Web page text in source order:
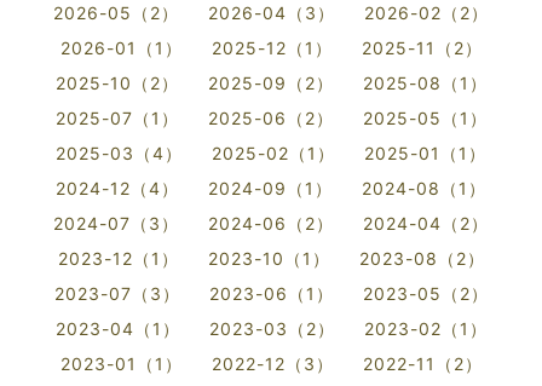
2026-05（2）
2026-04（3）
2026-02（2）
2026-01（1）
2025-12（1）
2025-11（2）
2025-10（2）
2025-09（2）
2025-08（1）
2025-07（1）
2025-06（2）
2025-05（1）
2025-03（4）
2025-02（1）
2025-01（1）
2024-12（4）
2024-09（1）
2024-08（1）
2024-07（3）
2024-06（2）
2024-04（2）
2023-12（1）
2023-10（1）
2023-08（2）
2023-07（3）
2023-06（1）
2023-05（2）
2023-04（1）
2023-03（2）
2023-02（1）
2023-01（1）
2022-12（3）
2022-11（2）